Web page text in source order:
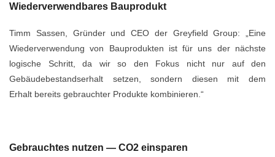
Wiederverwendbares Bauprodukt
Timm Sassen, Gründer und CEO der Greyfield Group: „Eine
Wiederverwendungvon Bauprodukten ist für uns der nächste
logische Schritt, da wir so den Fokus nicht nur auf den
Gebäudebestandserhalt setzen, sondern diesen mit dem
Erhalt bereits gebrauchter Produkte kombinieren.“
Gebrauchtes nutzen — CO2 einsparen